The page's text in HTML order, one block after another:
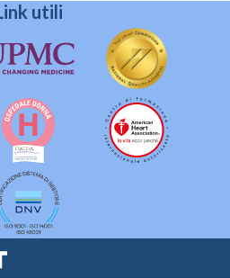
utili